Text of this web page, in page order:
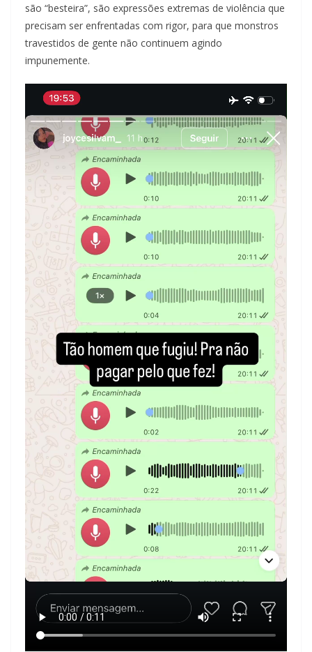
são “besteira”, são expressões extremas de violência que
precisam ser enfrentadas com rigor, para que monstros
travestidos de gente não continuem agindo
impunemente.